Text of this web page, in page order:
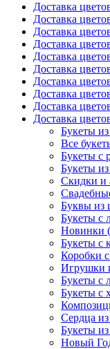
Доставка
Доставка
Доставка
Доставка
Доставка
Доставка
Доставка
Доставка
Доставка
Доставка
Букеты
Все
Букеты с
Букеты
Скидки и
Буквы из
Букеты с
Новинки
Букеты с
Коробки
Игрушки
Букеты с
Букеты с
Сердца
Букеты
Новый